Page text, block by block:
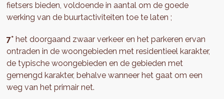
fietsers bieden, voldoende in aantal om de goede
werking van de buurtactiviteiten toe te laten ;
7°het doorgaand zwaar verkeer en het parkeren ervan
ontraden in de woongebieden met residentieel karakter,
de typische woongebieden en de gebieden met
gemengd karakter, behalve wanneer het gaat om een
weg van het primair net.